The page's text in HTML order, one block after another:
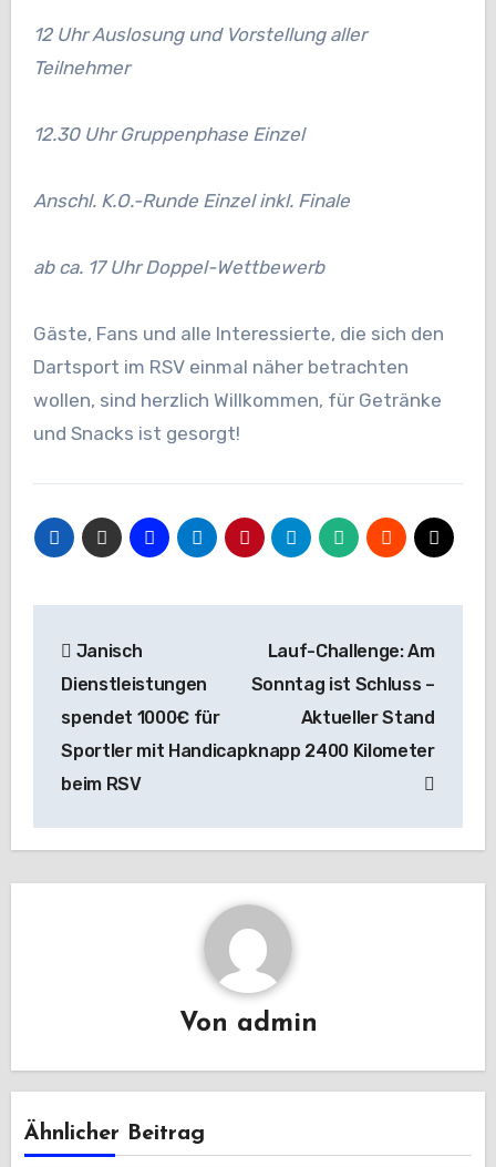
12 Uhr Auslosung und Vorstellung aller
Teilnehmer
12.30 Uhr Gruppenphase Einzel
Anschl. K.O.-Runde Einzel inkl. Finale
ab ca. 17 Uhr Doppel-Wettbewerb
Gäste, Fans und alle Interessierte, die sich den
Dartsport im RSV einmal näher betrachten
wollen, sind herzlich Willkommen, für Getränke
und Snacks ist gesorgt!
Janisch
Dienstleistungen
spendet 1000€ für
Sportler mit Handicap
beim RSV
Lauf-Challenge: Am
Sonntag ist Schluss –
Aktueller Stand
knapp 2400 Kilometer
Von admin
Ähnlicher Beitrag